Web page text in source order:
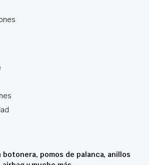
botonera, pomos de palanca, anillos